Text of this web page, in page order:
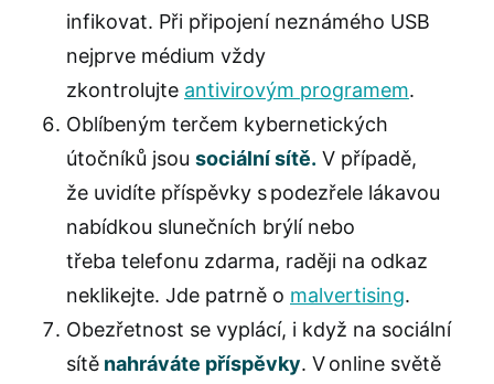
infikovat. Při připojení neznámého USB
nejprve médium vždy
zkontrolujte antivirovým programem.
Oblíbeným terčem kybernetických
útočníků jsou sociální sítě. V případě,
že uvidíte příspěvky s podezřele lákavou
nabídkou slunečních brýlí nebo
třeba telefonu zdarma, raději na odkaz
neklikejte. Jde patrně o malvertising.
Obezřetnost se vyplácí, i když na sociální
sítě nahráváte příspěvky. V online světě